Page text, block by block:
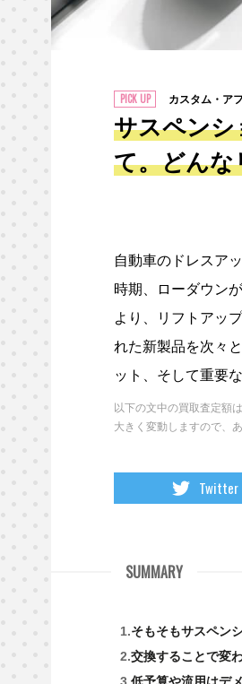
カスタム・ア
サスペンシ
て。どんな
自動車のドレスア
時期、ローダウン
より、リフトアッ
れた新製品を次々
ット、そして重要
以下の文中の買取査定額
大きく変動しますので、
Twitter
SUMMARY
そもそもサスペン
交換することで変